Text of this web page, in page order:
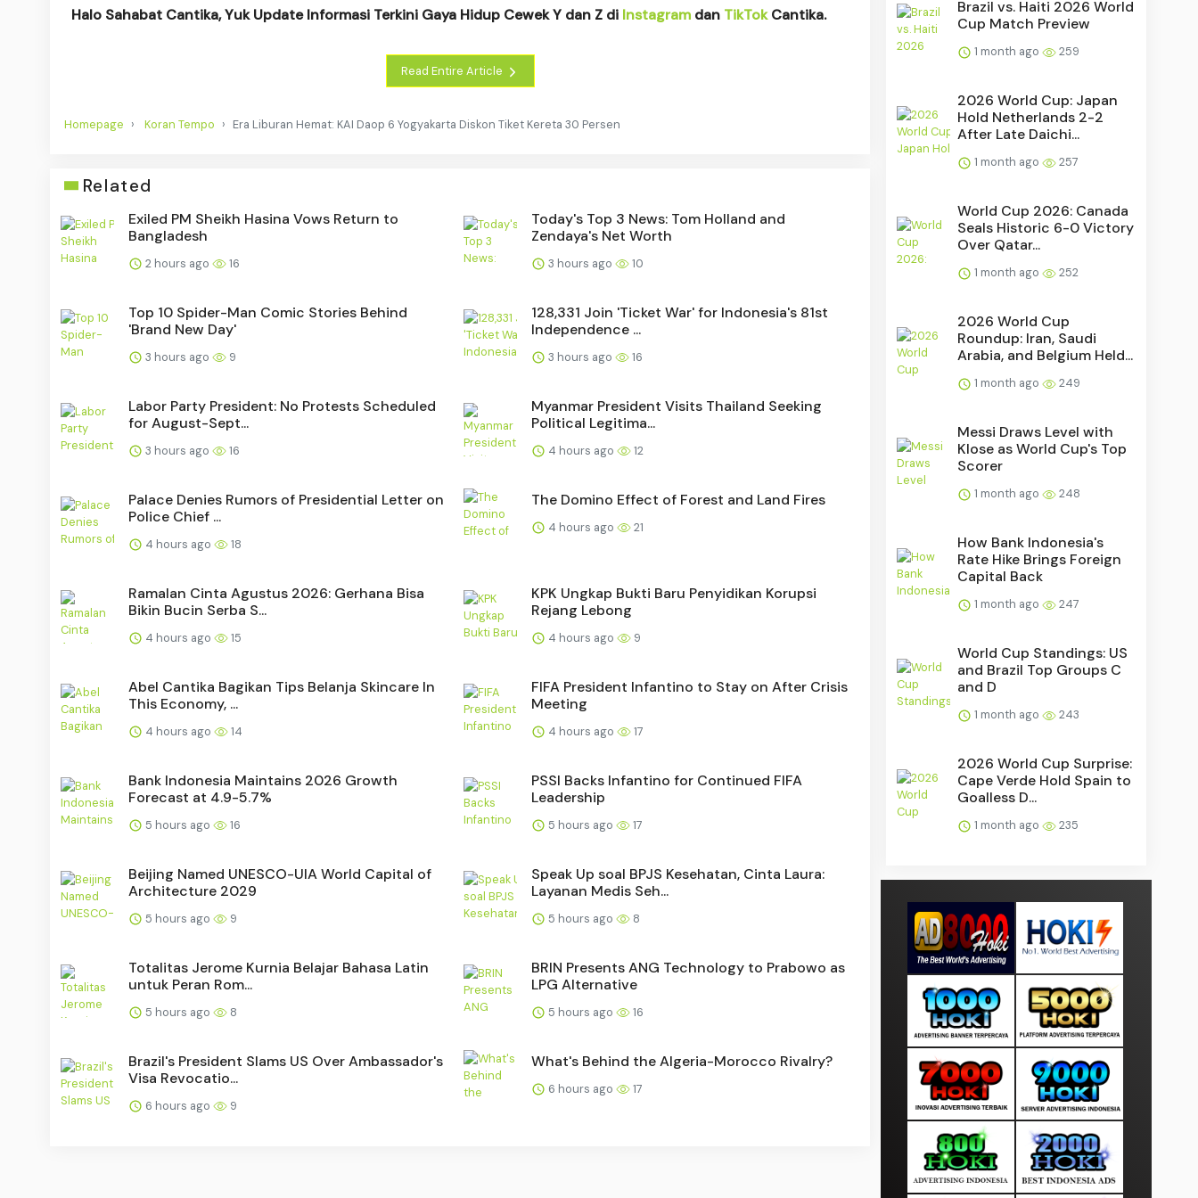
Halo Sahabat Cantika, Yuk Update Informasi Terkini Gaya Hidup Cewek Y dan Z di Instagram dan TikTokCantika.
Read Entire Article
Homepage Koran Tempo Era Liburan Hemat: KAI Daop 6 Yogyakarta Diskon Tiket Kereta 30 Persen
Related
Exiled PM Sheikh Hasina Vows Return to
Bangladesh
2 hours ago 16
Today's Top 3 News: Tom Holland and
Zendaya's Net Worth
3 hours ago 10
Top 10 Spider-Man Comic Stories Behind
'Brand New Day'
3 hours ago 9
128,331 Join 'Ticket War' for Indonesia's 81st
Independence ...
3 hours ago 16
Labor Party President: No Protests Scheduled
for August-Sept...
3 hours ago 16
Myanmar President Visits Thailand Seeking
Political Legitima...
4 hours ago 12
Palace Denies Rumors of Presidential Letter on
Police Chief ...
4 hours ago 18
The Domino Effect of Forest and Land Fires
4 hours ago 21
Ramalan Cinta Agustus 2026: Gerhana Bisa
Bikin Bucin Serba S...
4 hours ago 15
KPK Ungkap Bukti Baru Penyidikan Korupsi
Rejang Lebong
4 hours ago 9
Abel Cantika Bagikan Tips Belanja Skincare In
This Economy, ...
4 hours ago 14
FIFA President Infantino to Stay on After Crisis
Meeting
4 hours ago 17
Bank Indonesia Maintains 2026 Growth
Forecast at 4.9-5.7%
5 hours ago 16
PSSI Backs Infantino for Continued FIFA
Leadership
5 hours ago 17
Beijing Named UNESCO-UIA World Capital of
Architecture 2029
5 hours ago 9
Speak Up soal BPJS Kesehatan, Cinta Laura:
Layanan Medis Seh...
5 hours ago 8
Totalitas Jerome Kurnia Belajar Bahasa Latin
untuk Peran Rom...
5 hours ago 8
BRIN Presents ANG Technology to Prabowo as
LPG Alternative
5 hours ago 16
Brazil's President Slams US Over Ambassador's
Visa Revocatio...
6 hours ago 9
What's Behind the Algeria-Morocco Rivalry?
6 hours ago 17
Brazil vs. Haiti 2026 World
Cup Match Preview
1 month ago 259
2026 World Cup: Japan
Hold Netherlands 2-2
After Late Daichi...
1 month ago 257
World Cup 2026: Canada
Seals Historic 6-0 Victory
Over Qatar...
1 month ago 252
2026 World Cup
Roundup: Iran, Saudi
Arabia, and Belgium Held...
1 month ago 249
Messi Draws Level with
Klose as World Cup's Top
Scorer
1 month ago 248
How Bank Indonesia's
Rate Hike Brings Foreign
Capital Back
1 month ago 247
World Cup Standings: US
and Brazil Top Groups C
and D
1 month ago 243
2026 World Cup Surprise:
Cape Verde Hold Spain to
Goalless D...
1 month ago 235